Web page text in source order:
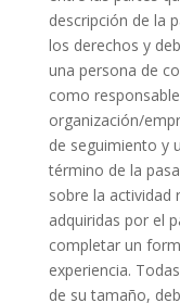
descripción de la
los derechos y
una persona de
como
organización/
de seguimiento y
término de la
sobre la actividad
adquiridas por el
completar un
experiencia.
de su tamaño,